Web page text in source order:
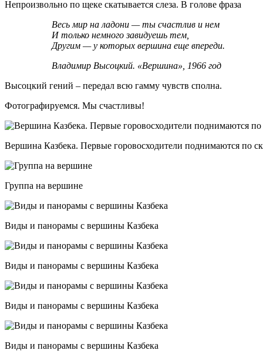
Непроизвольно по щеке скатывается слеза. В голове фраза
Весь мир на ладони — ты счастлив и нем
И только немного завидуешь тем,
Другим — у которых вершина еще впереди.
Владимир Высоцкий. «Вершина», 1966 год
Высоцкий гений – передал всю гамму чувств сполна.
Фотографируемся. Мы счастливы!
Вершина Казбека. Первые горовосходители поднимаются по
Группа на вершине
Виды и панорамы с вершины Казбека
Виды и панорамы с вершины Казбека
Виды и панорамы с вершины Казбека
Виды и панорамы с вершины Казбека